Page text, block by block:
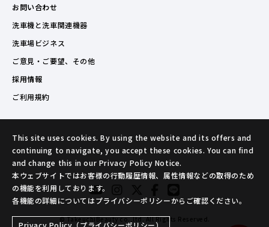
お問い合わせ
洗車機と洗車関連機器
洗車場ビジネス
ご意見・ご要望、その他
採用情報
ご利用規約
© TakeuchiBeauty co.,ltd. All Rights Reserved.
This site uses cookies. By using the website and its offers and
continuing to navigate, you accept these cookies. You can find
and change this in our Privacy Policy Notice.
本ウェブサイトではお客様の行動履歴情報、属性情報などの取得のため
の機能を利用しております。
各機能の詳細についてはプライバシーポリシーからご確認ください。
Privacy Policy（プライバシーポリシー）